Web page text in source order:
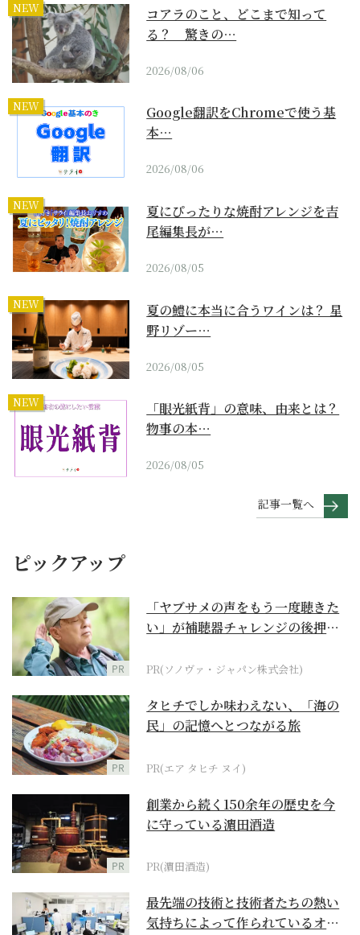
NEW
コアラのこと、どこまで知って
る？ 驚きの…
2026/08/06
NEW
Google翻訳をChromeで使う基
本…
2026/08/06
NEW
夏にぴったりな焼酎アレンジを吉
尾編集長が…
2026/08/05
NEW
夏の鱧に本当に合うワインは？ 星
野リゾー…
2026/08/05
NEW
「眼光紙背」の意味、由来とは？
物事の本…
2026/08/05
記事一覧へ
ピックアップ
PR
「ヤブサメの声をもう一度聴きた
い」が補聴器チャレンジの後押し
PR(ソノヴァ・ジャパン株式会社)
PR
タヒチでしか味わえない、「海の
民」の記憶へとつながる旅
PR(エア タヒチ ヌイ)
PR
創業から続く150余年の歴史を今
に守っている濵田酒造
PR(濵田酒造)
最先端の技術と技術者たちの熱い
気持ちによって作られているオー